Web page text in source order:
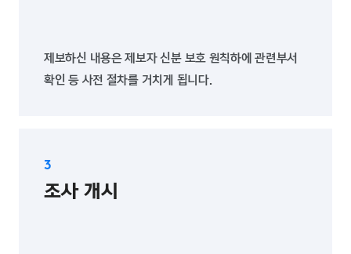
제보하신 내용은 제보자 신분 보호 원칙하에 관련부서
확인 등 사전 절차를 거치게 됩니다.
조사 개시